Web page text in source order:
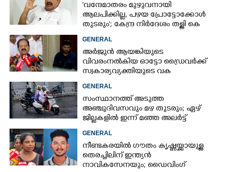
'വന്ദേമാതരം മുഴുവനായി
ആലപിക്കില്ല, പഴയ പ്രോട്ടോക്കോൾ
തുടരും'; കേന്ദ്ര നിർദേശം തള്ളി കെ
GENERAL
അർജുൻ ആയങ്കിയുടെ
വിവരംനൽകിയ ഓട്ടോ ഡ്രൈവർക്ക്
സ്വകാര്യവ്യക്തിയുടെ വക
ചെന്നിത്തല
GENERAL
സംസ്ഥാനത്ത് അടുത്ത
അ‌ഞ്ചുദിവസവും മഴ തുടരും; ഏഴ്
ജില്ലകളിൽ ഇന്ന് മഞ്ഞ അലർട്ട്
GENERAL
നീണ്ടകരയിൽ ഗൗതം കൃഷ്ണയ്ക്കായുള്ള
തെരച്ചിലിന് ഇന്ത്യൻ
നാവികസേനയും; ഡൈവിംഗ്